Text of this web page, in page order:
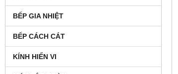
BẾP GIA NHIỆT
BẾP CÁCH CÁT
KÍNH HIỂN VI